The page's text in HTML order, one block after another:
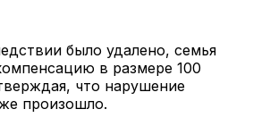
было удалено, семья
в размере 100
что нарушение
произошло.